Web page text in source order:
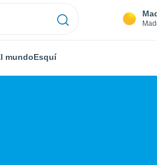
mundoEsquí